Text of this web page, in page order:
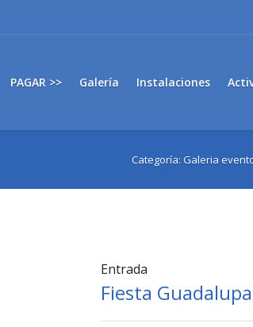
PAGAR >> Galería Instalaciones
Categoría: Galeria
Entrada
Fiesta